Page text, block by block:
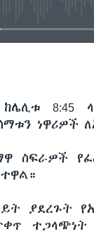
8:45
ነዋሪዎች
ስፍራዎች
ያደረጉት
ተጋላጭነት